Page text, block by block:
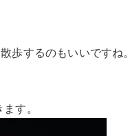
歩するのもいいですね。
す。